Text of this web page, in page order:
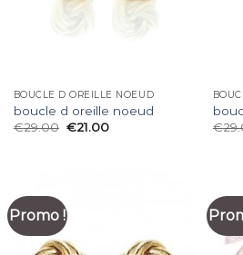
BOUCLE D OREILLE NOEUD
boucle d oreille noeud
€29.00 €21.00
€
Promo !